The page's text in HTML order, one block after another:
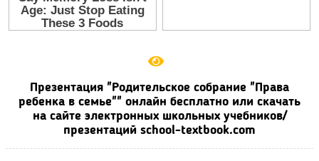
Презентация "Родительское собрание "Права
ребенка в семье"" онлайн бесплатно или скачать
на сайте электронных школьных учебников/
презентаций school-textbook.com